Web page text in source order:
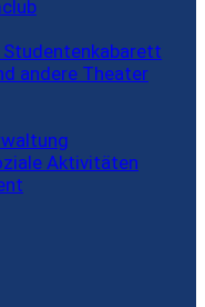
andere Theater
Aktivitäten